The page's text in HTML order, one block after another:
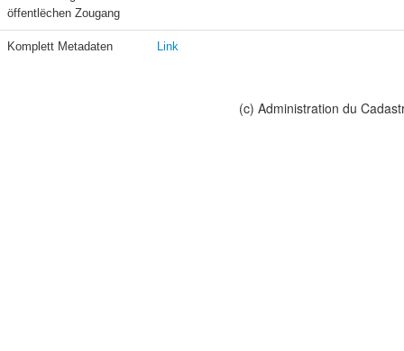
öffentlëchen Zougang
Komplett Metadaten Link
(c) Administration du